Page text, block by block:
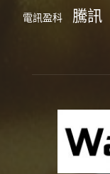
電訊盈科 騰訊